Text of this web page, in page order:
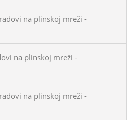
na plinskoj mreži -
na plinskoj mreži -
na plinskoj mreži -